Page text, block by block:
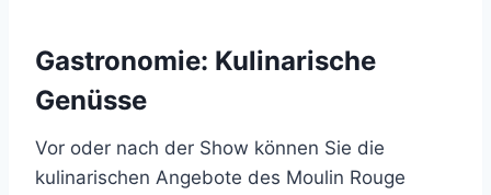
Gastronomie: Kulinarische
Genüsse
Vor oder nach der Show können Sie die
kulinarischen Angebote des Moulin Rouge